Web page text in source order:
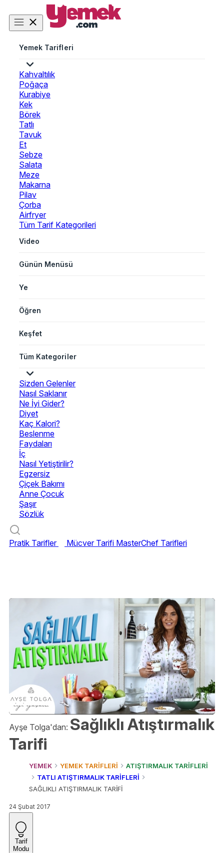
Yemek Tarifleri
Kahvaltılık
Poğaça
Kurabiye
Kek
Börek
Tatlı
Tavuk
Et
Sebze
Salata
Meze
Makarna
Pilav
Çorba
Airfryer
Tüm Tarif Kategorileri
Video
Günün Menüsü
Ye
Öğren
Keşfet
Tüm Kategoriler
Sizden Gelenler
Nasıl Saklanır
Ne İyi Gider?
Diyet
Kaç Kalori?
Beslenme
Faydaları
İç
Nasıl Yetiştirilir?
Egzersiz
Çiçek Bakımı
Anne Çocuk
Şaşır
Sözlük
Pratik Tarifler Mücver Tarifi MasterChef Tarifleri
Ayşe Tolga'dan: Sağlıklı Atıştırmalık
Tarifi
YEMEK YEMEK TARİFLERİ
ATIŞTIRMALIK TARİFLERİ
TATLI ATIŞTIRMALIK TARİFLERİ
SAĞLIKLI ATIŞTIRMALIK TARİFİ
24 Şubat 2017
Tarif
Modu